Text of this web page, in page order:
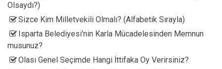
Olsaydı?)
Sizce Kim Milletvekili Olmalı? (Alfabetik Sırayla)
Isparta Belediyesi'nin Karla Mücadelesinden Memnun
musunuz?
Olası Genel Seçimde Hangi İttifaka Oy Verirsiniz?